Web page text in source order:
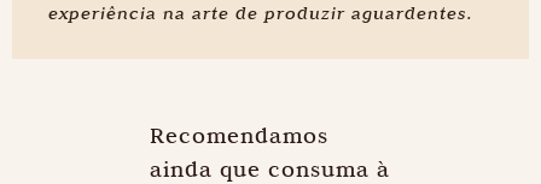
experiência na arte de produzir aguardentes.
Recomendamos
ainda que consuma à